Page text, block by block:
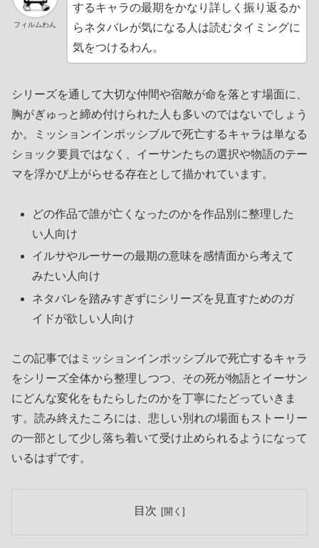
フィルムわん
するキャラの最期をかなり詳しく振り返るか
らネタバレが気になる人は読むタイミングに
気をつけるわん。
シリーズを通して大切な仲間や宿敵が命を落とす場面に、
胸がぎゅっと締め付けられた人も多いのではないでしょう
か。ミッションインポッシブルで死亡するキャラは単なる
ショック要員ではなく、イーサンたちの選択や物語のテー
マを浮かび上がらせる存在として描かれています。
どの作品で誰が亡くなったのかを作品別に整理した
い人向け
イルサやルーサーの最期の意味を感情面から考えて
みたい人向け
ネタバレを踏みすぎずにシリーズを見直すためのガ
イドが欲しい人向け
この記事ではミッションインポッシブルで死亡するキャラ
をシリーズ全体から整理しつつ、その死が物語とイーサン
にどんな変化をもたらしたのかを丁寧にたどっていきま
す。読み終えたころには、悲しい別れの場面もストーリー
の一部として少し落ち着いて受け止められるようになって
いるはずです。
目次